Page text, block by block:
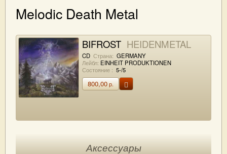
Melodic Death Metal
BIFROST HEIDENMETAL
CD Страна: GERMANY
Лейбл: EINHEIT PRODUKTIONEN
Состояние : 5-/5
800,00р.
Аксессуары